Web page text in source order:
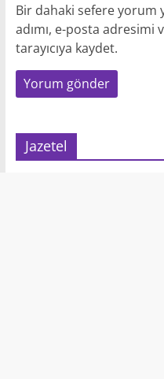
Bir dahaki sefere yorum
adımı, e-posta adresimi
tarayıcıya kaydet.
Jazetel